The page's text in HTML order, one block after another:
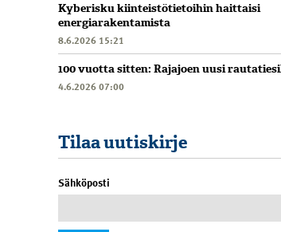
Kyberisku kiinteistötietoihin haittaisi
energiarakentamista
8.6.2026 15:21
100 vuotta sitten: Rajajoen uusi
4.6.2026 07:00
Tilaa uutiskirje
Sähköposti